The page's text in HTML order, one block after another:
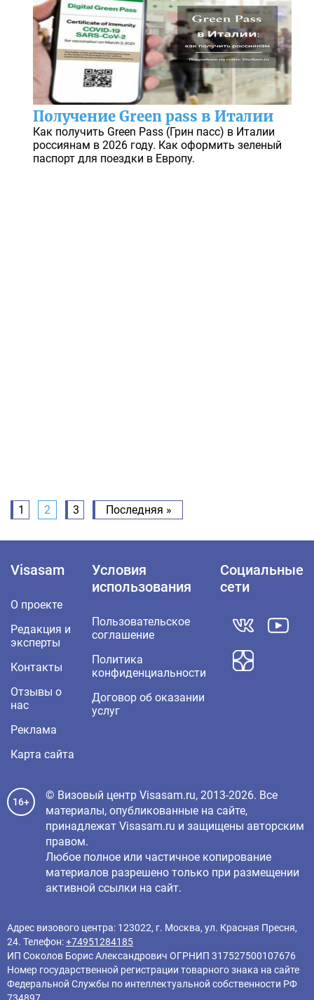
Получение Green pass в Италии
Как получить Green Pass (Грин пасс) в Италии
россиянам в 2026 году. Как оформить зеленый
паспорт для поездки в Европу.
1 2 3 Последняя »
Visasam
О проекте
Редакция и
эксперты
Контакты
Отзывы о
нас
Реклама
Карта сайта
Условия
использования
Пользовательское
соглашение
Политика
конфиденциальности
Договор об оказании
услуг
Социальные
сети
16+
© Визовый центр Visasam.ru, 2013-2026. Все
материалы, опубликованные на сайте,
принадлежат Visasam.ru и защищены авторским
правом.
Любое полное или частичное копирование
материалов разрешено только при размещении
активной ссылки на сайт.
Адрес визового центра: 123022, г. Москва, ул. Красная Пресня,
24. Телефон:+74951284185
ИП Соколов Борис Александрович ОГРНИП 317527500107676
Номер государственной регистрации товарного знака на сайте
Федеральной Службы по интеллектуальной собственности РФ